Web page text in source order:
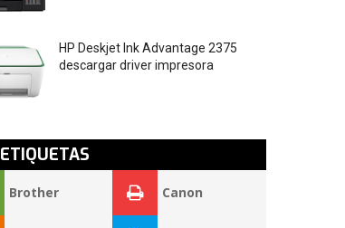
HP Deskjet Ink Advantage 2375
descargar driver impresora
ETIQUETAS
Brother Canon